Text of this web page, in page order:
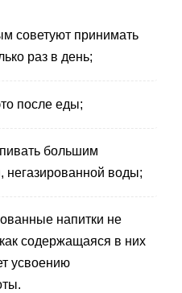
советуют принимать
раз в день;
после еды;
большим
негазированной воды;
напитки не
содержащаяся в них
усвоению